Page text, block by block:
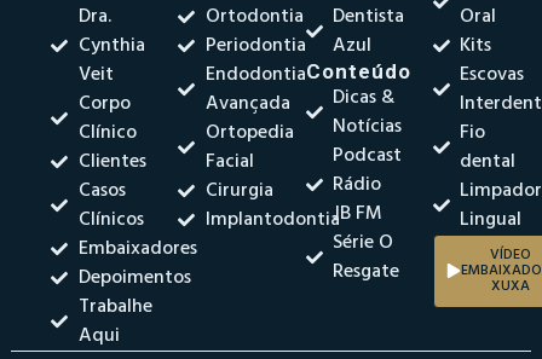
Dra.
Cynthia
Veit
Corpo
Clínico
Clientes
Casos
Clínicos
Embaixadores
Depoimentos
Trabalhe
Aqui
Ortodontia
Periodontia
Endodontia
Avançada
Ortopedia
Facial
Cirurgia
Implantodontia
Dentista
Azul
Conteúdo
Dicas &
Notícias
Podcast
Rádio
JB FM
Série O
Resgate
Oral
Kits
Escovas
Fio
dental
Limpador
Lingual
VÍDEO
XUXA